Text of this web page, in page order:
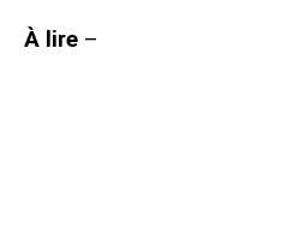
À lire –